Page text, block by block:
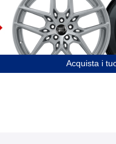
Acquista i